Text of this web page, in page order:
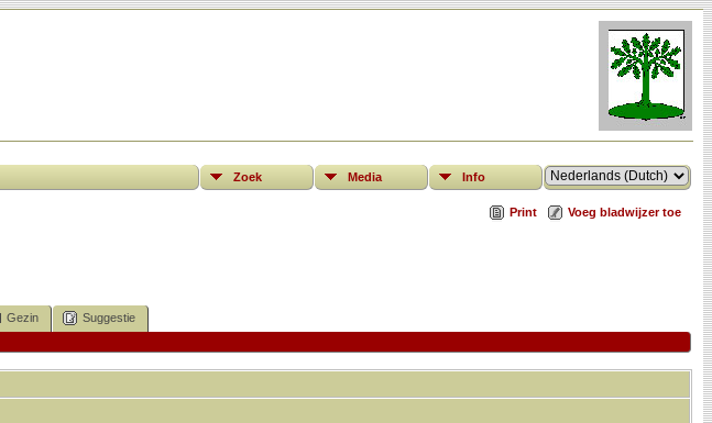
Zoek Media Info
Print Voeg bladwijzer toe
Gezin
Suggestie